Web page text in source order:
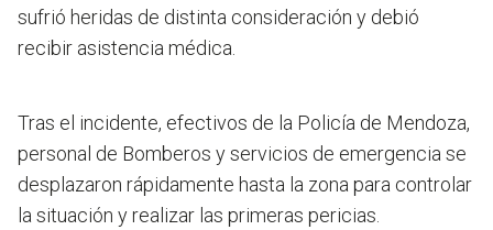
sufrió heridas de distinta consideración y debió
recibir asistencia médica.
Tras el incidente, efectivos de la Policía de Mendoza,
personal de Bomberos y servicios de emergencia se
desplazaron rápidamente hasta la zona para controlar
la situación y realizar las primeras pericias.